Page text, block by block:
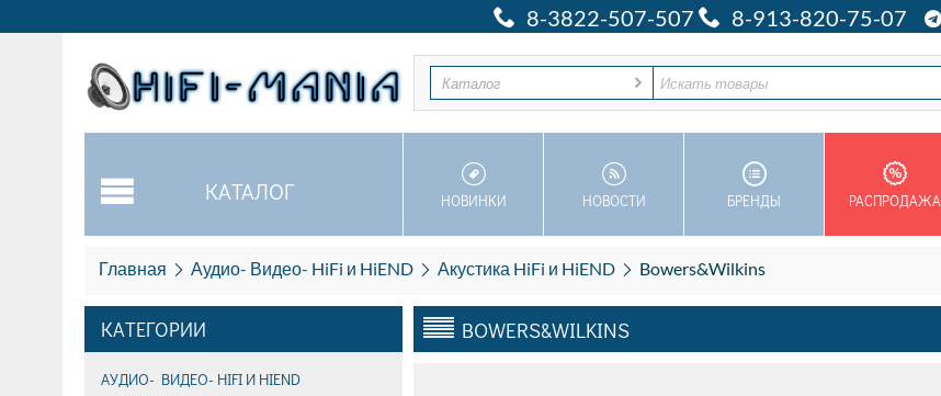
8-3822-507-507 8-913-820-75-07
Каталог
КАТАЛОГ НОВИНКИ НОВОСТИ БРЕНДЫ РАСПРОДАЖА
Главная Аудио- Видео- HiFi и HiEND Акустика HiFi и HiEND Bowers&Wilkins
КАТЕГОРИИ
АУДИО- ВИДЕО- HIFI И HIEND
BOWERS&WILKINS